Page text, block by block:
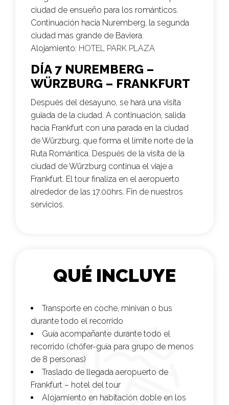
ciudad de ensueño para los románticos.
Continuación hacia Nuremberg, la segunda
ciudad mas grande de Baviera.
Alojamiento: HOTEL PARK PLAZA
DÍA 7 NUREMBERG –
WÜRZBURG – FRANKFURT
Después del desayuno, se hará una visita
guiada de la ciudad. A continuación, salida
hacia Frankfurt con una parada en la ciudad
de Würzburg, que forma el límite norte de la
Ruta Romántica. Después de la visita de la
ciudad de Würzburg continua el viaje a
Frankfurt. El tour finaliza en el aeropuerto
alrededor de las 17.00hrs. Fin de nuestros
servicios.
QUÉ INCLUYE
Transporte en coche, minivan o bus
durante todo el recorrido
Guía acompañante durante todo el
recorrido (chófer-guía para grupo de menos
de 8 personas)
Traslado de llegada aeropuerto de
Frankfurt – hotel del tour
Alojamiento en habitación doble en los